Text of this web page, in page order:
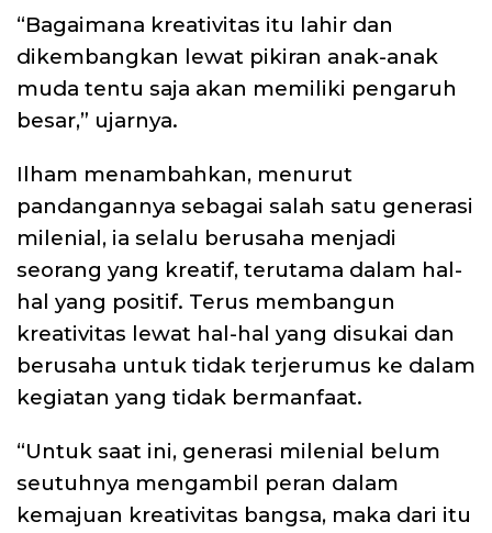
“Bagaimana kreativitas itu lahir dan
dikembangkan lewat pikiran anak-anak
muda tentu saja akan memiliki pengaruh
besar,” ujarnya.
Ilham menambahkan, menurut
pandangannya sebagai salah satu generasi
milenial, ia selalu berusaha menjadi
seorang yang kreatif, terutama dalam hal-
hal yang positif. Terus membangun
kreativitas lewat hal-hal yang disukai dan
berusaha untuk tidak terjerumus ke dalam
kegiatan yang tidak bermanfaat.
“Untuk saat ini, generasi milenial belum
seutuhnya mengambil peran dalam
kemajuan kreativitas bangsa, maka dari itu